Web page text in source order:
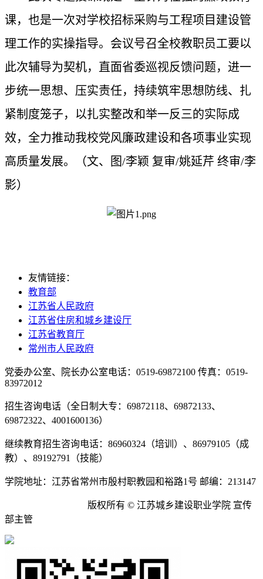
课，也是一次对学校招标采购与工程项目建设管
理工作的实操指导。会议号召全校教职员工要以
此次辅导为契机，直面省委巡视反馈问题，进一
步统一思想、压实责任，持续筑牢思想防线、扎
紧制度笼子，以扎实整改和举一反三的实际成
效，全力推动我校党风廉政建设和各项事业实现
高质量发展。（文、图/李颖 复审/姚延芹 终审/李
影）
友情链接：
教育部
江苏省人民政府
江苏省住房和城乡建设厅
江苏省教育厅
常州市人民政府
党委办公室、院长办公室电话：0519-69872100 传真：0519-
83972012
招生咨询电话（全日制大专：69872118、69872133、
69872322、4001600136）
继续教育招生咨询电话：86960324（培训）、86979105（成
教）、89192791（技能）
学院地址：江苏省常州市殷村职教园和裕路1号 邮编：213147
版权所有 © 江苏城乡建设职业学院 宣传
部主管